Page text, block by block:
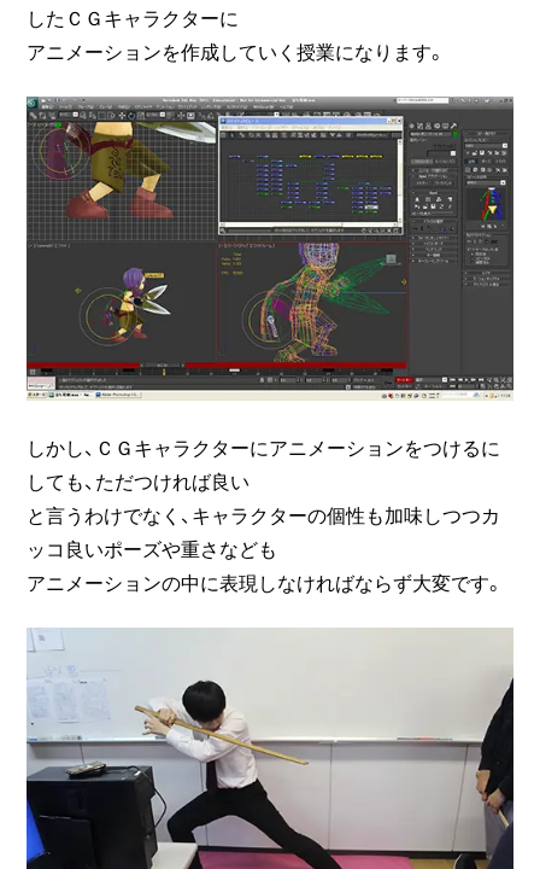
したＣＧキャラクターに
アニメーションを作成していく授業になります。
しかし、ＣＧキャラクターにアニメーションをつけるに
しても、ただつければ良い
と言うわけでなく、キャラクターの個性も加味しつつカ
ッコ良いポーズや重さなども
アニメーションの中に表現しなければならず大変です。